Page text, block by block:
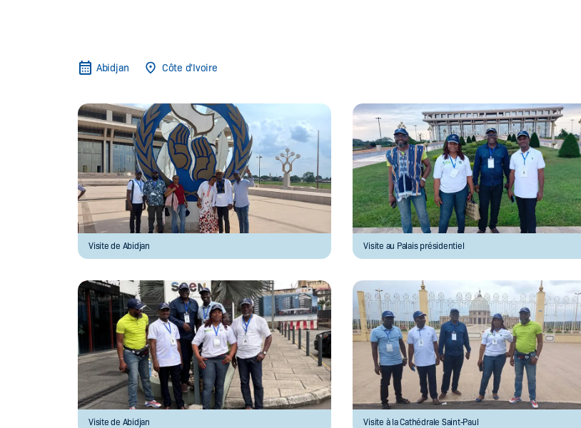
Abidjan Côte d'Ivoire
Visite de Abidjan Visite au Palais présidentiel
Visite de Abidjan Visite à la Cathédrale Saint-Paul